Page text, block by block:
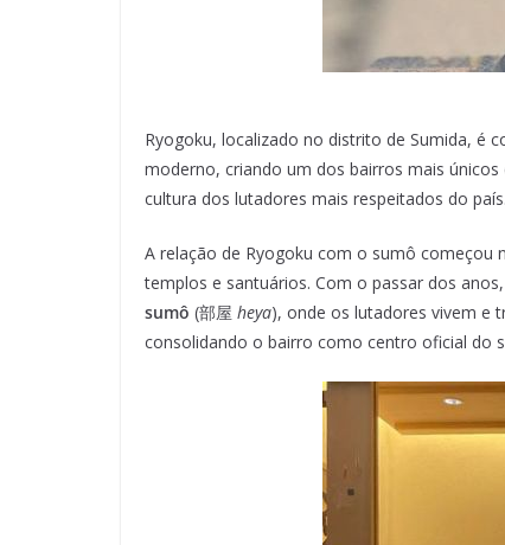
Ryogoku, localizado no distrito de Sumida, é
moderno, criando um dos bairros mais
cultura dos lutadores mais respeitados do país.
A relação de Ryogoku com o sumô começou
templos e santuários. Com o passar dos
sumô (部屋 heya), onde os lutadores vivem e
consolidando o bairro como centro oficial do